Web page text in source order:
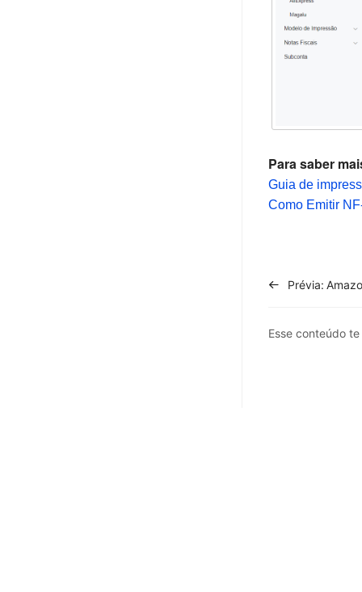
Para saber
Guia de
​​​​​​Como Emitir
Prévia:
Esse conteúdo te